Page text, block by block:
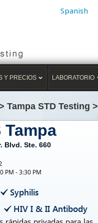
Spanish
Y PRECIOS LABORATORIO
Tampa STD Testing >
Tampa
Blvd. Ste. 660
PM - 3:30 PM
Syphilis
HIV I & II Antibody